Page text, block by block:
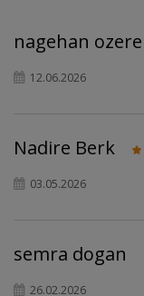
nagehan
12.06.2026
Nadire Berk
03.05.2026
semra dogan
26.02.2026